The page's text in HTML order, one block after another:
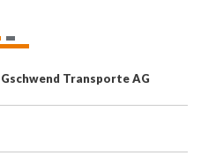
Transporte AG